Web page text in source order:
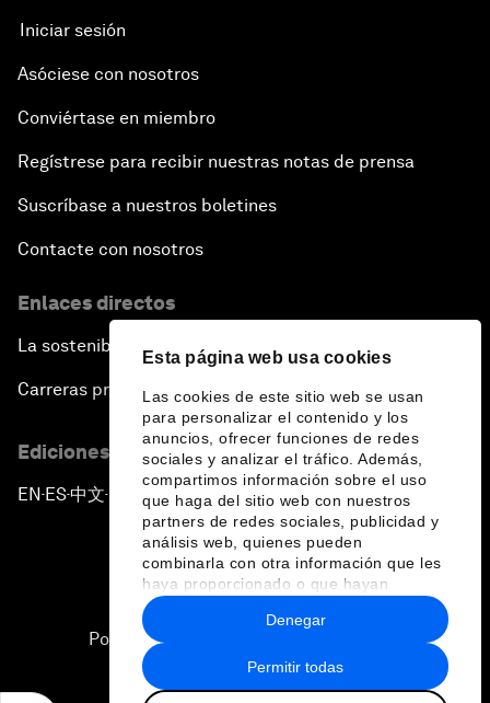
Esta página web usa cookies
Las cookies de este sitio web se usan
para personalizar el contenido y los
anuncios, ofrecer funciones de redes
sociales y analizar el tráfico. Además,
compartimos información sobre el uso
que haga del sitio web con nuestros
partners de redes sociales, publicidad y
análisis web, quienes pueden
combinarla con otra información que les
haya proporcionado o que hayan
recopilado a partir del uso que haya
hecho de sus servicios.
Permitir todas
Denegar
Iniciar sesión
Asóciese con nosotros
Conviértase en miembro
Regístrese para recibir nuestras notas de prensa
Suscríbase a nuestros boletines
Contacte con nosotros
Enlaces directos
La sostenibilidad en el Foro
Carreras profesionales
Ediciones en otros idiomas
EN ▪ES▪中文▪ 日本語
Política de privacidad y normas de uso
Sitemap